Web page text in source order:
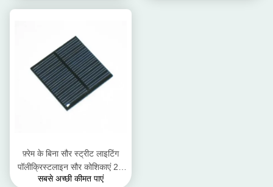
फ़्रेम के बिना सौर स्ट्रीट लाइटिंग
पॉलीक्रिस्टलाइन सौर कोशिकाएं 2V
0.6W
सबसे अच्छी कीमत पाएं